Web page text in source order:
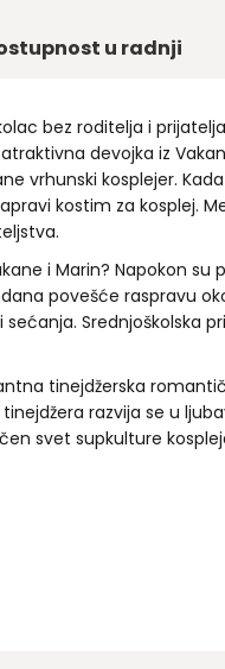
u radnji
bez roditelja i
devojka iz
vrhunski kosplejer.
kostim za kosplej.
i Marin? Napokon su
povešće raspravu
Srednjoškolska
tinejdžerska
razvija se u
svet supkulture